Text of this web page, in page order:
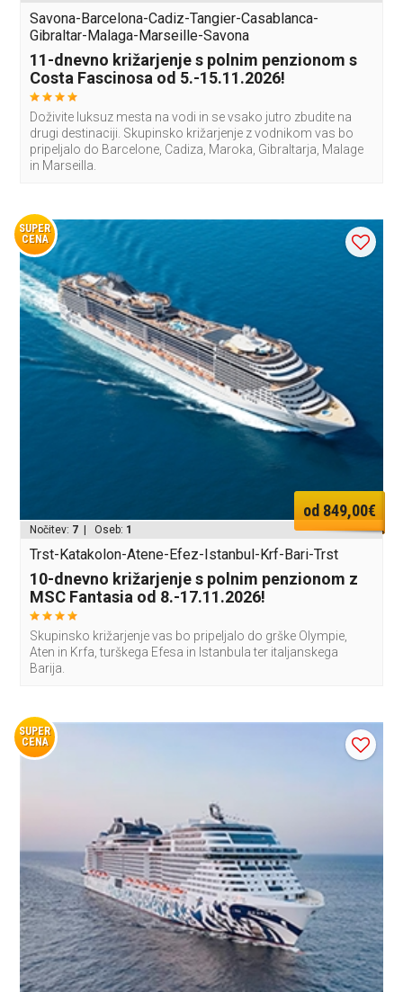
Savona-Barcelona-Cadiz-Tangier-Casablanca-
Gibraltar-Malaga-Marseille-Savona
11-dnevno križarjenje s polnim penzionom s
Costa Fascinosa od 5.-15.11.2026!
Doživite luksuz mesta na vodi in se vsako jutro zbudite na
drugi destinaciji. Skupinsko križarjenje z vodnikom vas bo
pripeljalo do Barcelone, Cadiza, Maroka, Gibraltarja, Malage
in Marseilla.
SUPER
CENA
od 849,00€
Nočitev: 7 | Oseb: 1
Trst-Katakolon-Atene-Efez-Istanbul-Krf-Bari-Trst
10-dnevno križarjenje s polnim penzionom z
MSC Fantasia od 8.-17.11.2026!
Skupinsko križarjenje vas bo pripeljalo do grške Olympie,
Aten in Krfa, turškega Efesa in Istanbula ter italjanskega
Barija.
SUPER
CENA